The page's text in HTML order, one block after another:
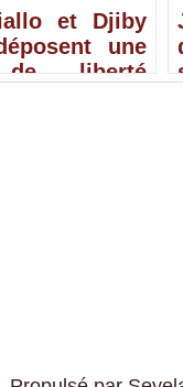
et Djiby
une
de liberté